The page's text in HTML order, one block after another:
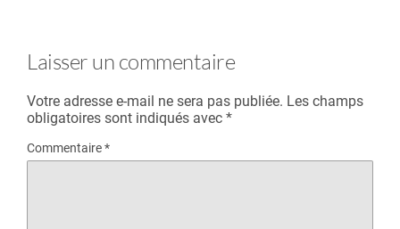
Laisser un commentaire
Votre adresse e-mail ne sera pas publiée. Les champs
obligatoires sont indiqués avec *
Commentaire*